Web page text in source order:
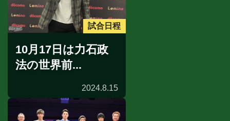
試合日程
10月17日は力石政
法の世界前...
2024.8.15